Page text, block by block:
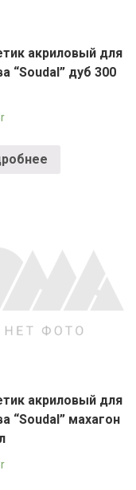
акриловый для
“Soudal” дуб 300
акриловый для
“Soudal” махагон